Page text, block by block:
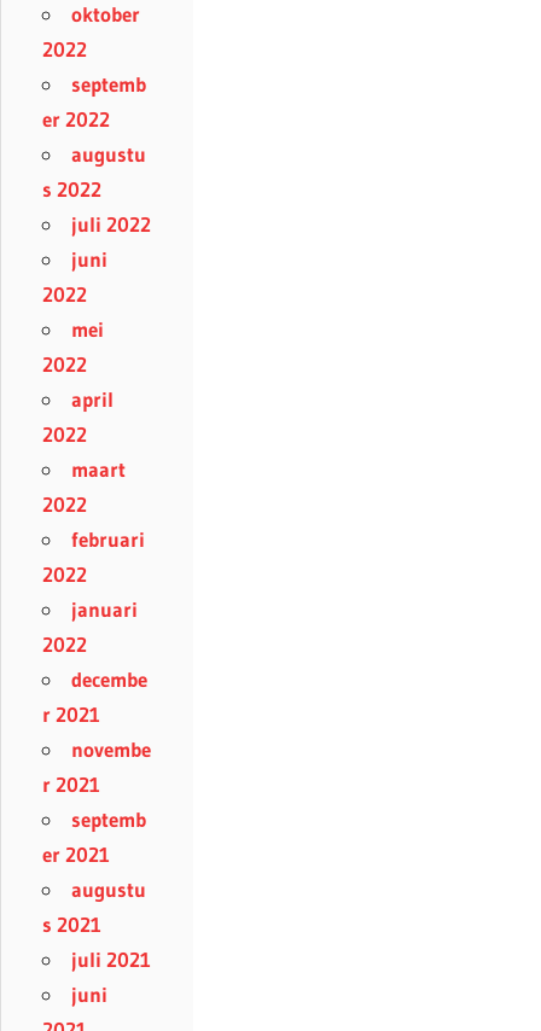
oktober
2022
septemb
er 2022
augustu
s 2022
juli 2022
juni
2022
mei
2022
april
2022
maart
2022
februari
2022
januari
2022
decembe
r 2021
novembe
r 2021
septemb
er 2021
augustu
s 2021
juli 2021
juni